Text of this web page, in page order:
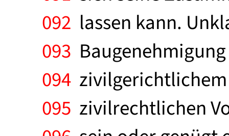
092 lassen kann.
093
094
095 zivilrechtlichen